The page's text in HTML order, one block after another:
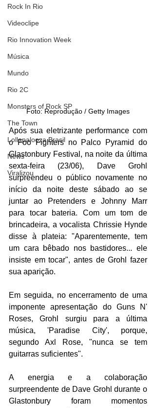
Rock In Rio
Videoclipe
Rio Innovation Week
Música
Mundo
Rio 2C
Monsters of Rock SP
The Town
Lollapalooza Brasil
News
Viralizou
Foto: Reprodução / Getty Images
Após sua eletrizante performance com
o Foo Fighters no Palco Pyramid do
Glastonbury Festival, na noite da última
sexta-feira (23/06), Dave Grohl
surpreendeu o público novamente no
início da noite deste sábado ao se
juntar ao Pretenders e Johnny Marr
para tocar bateria. Com um tom de
brincadeira, a vocalista Chrissie Hynde
disse à plateia: "Aparentemente, tem
um cara bêbado nos bastidores... ele
insiste em tocar", antes de Grohl fazer
sua aparição.
Em seguida, no encerramento de uma
imponente apresentação do Guns N'
Roses, Grohl surgiu para a última
música, 'Paradise City', porque,
segundo Axl Rose, "nunca se tem
guitarras suficientes".
A energia e a colaboração
surpreendente de Dave Grohl durante o
Glastonbury foram momentos